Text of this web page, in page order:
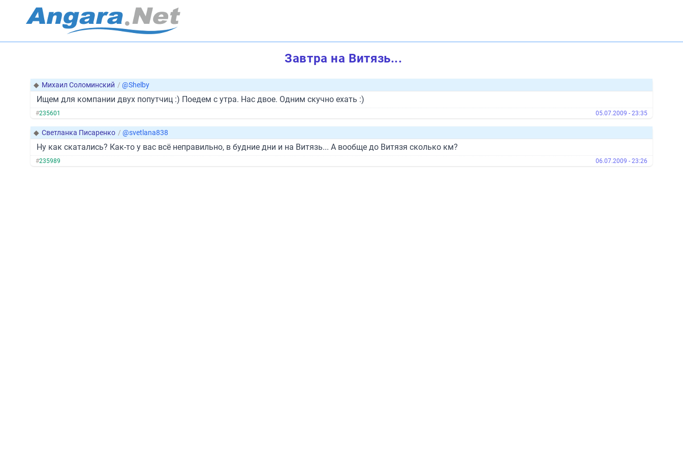
Завтра на Витязь...
◆ Михаил Соломинский / @Shelby
Ищем для компании двух попутчиц :) Поедем с утра. Нас двое. Одним скучно ехать :)
#235601 05.07.2009 - 23:35
◆ Светланка Писаренко / @svetlana838
Ну как скатались? Как-то у вас всё неправильно, в будние дни и на Витязь... А вообще до Витязя сколько км?
#235989 06.07.2009 - 23:26